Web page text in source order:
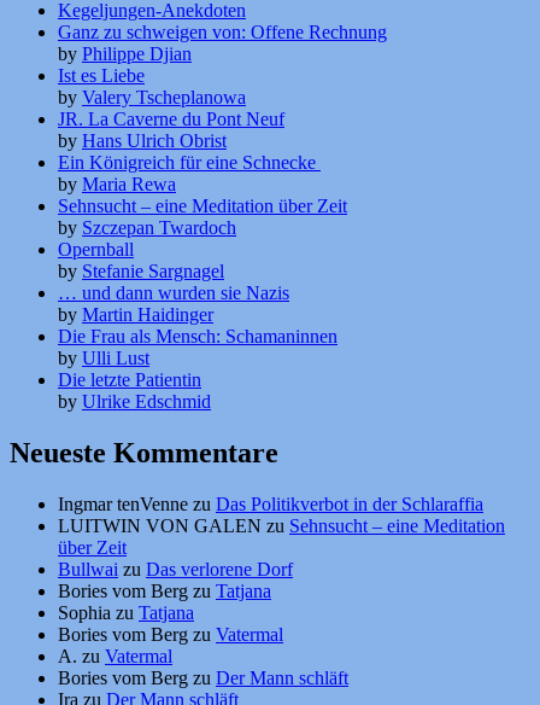
Kegeljungen-Anekdoten
Ganz zu schweigen von: Offene Rechnung
by Philippe Djian
Ist es Liebe
by Valery Tscheplanowa
JR. La Caverne du Pont Neuf
by Hans Ulrich Obrist
Ein Königreich für eine Schnecke
by Maria Rewa
Sehnsucht – eine Meditation über Zeit
by Szczepan Twardoch
Opernball
by Stefanie Sargnagel
… und dann wurden sie Nazis
by Martin Haidinger
Die Frau als Mensch: Schamaninnen
by Ulli Lust
Die letzte Patientin
by Ulrike Edschmid
Neueste Kommentare
Ingmar tenVenne zu Das Politikverbot in der Schlaraffia
LUITWIN VON GALEN zu Sehnsucht – eine Meditation
über Zeit
Bullwai zu Das verlorene Dorf
Bories vom Berg zu Tatjana
Sophia zu Tatjana
Bories vom Berg zu Vatermal
A. zu Vatermal
Bories vom Berg zu Der Mann schläft
Ira zu Der Mann schläft